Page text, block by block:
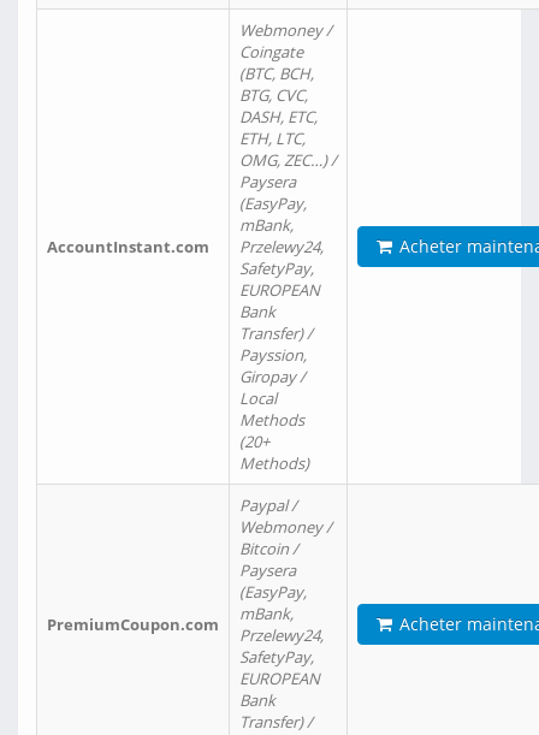
AccountInstant.com
Webmoney /
Coingate
(BTC, BCH,
BTG, CVC,
DASH, ETC,
ETH, LTC,
OMG, ZEC…) /
Paysera
(EasyPay,
mBank,
Przelewy24,
SafetyPay,
EUROPEAN
Bank
Transfer) /
Payssion,
Giropay /
Local
Methods
(20+
Methods)
Acheter
PremiumCoupon.com
Paypal /
Webmoney /
Bitcoin /
Paysera
(EasyPay,
mBank,
Przelewy24,
SafetyPay,
EUROPEAN
Bank
Transfer) /
Acheter